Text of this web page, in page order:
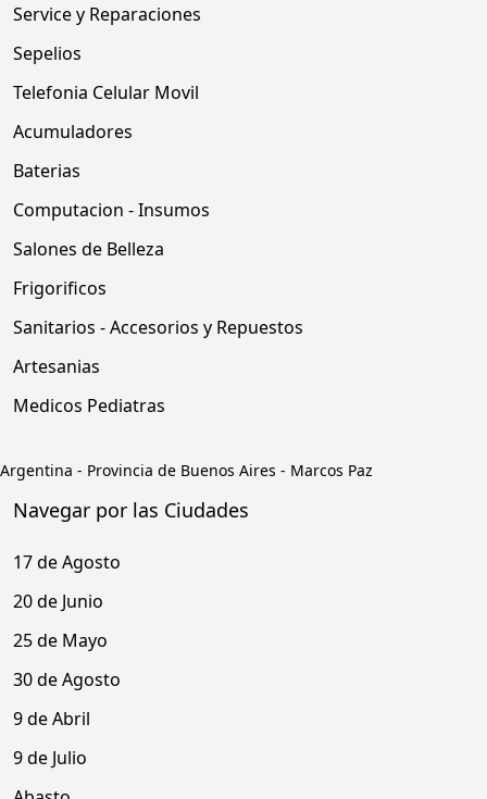
Service y Reparaciones
Sepelios
Telefonia Celular Movil
Acumuladores
Baterias
Computacion - Insumos
Salones de Belleza
Frigorificos
Sanitarios - Accesorios y Repuestos
Artesanias
Medicos Pediatras
Argentina - Provincia de Buenos Aires - Marcos Paz
Navegar por las Ciudades
17 de Agosto
20 de Junio
25 de Mayo
30 de Agosto
9 de Abril
9 de Julio